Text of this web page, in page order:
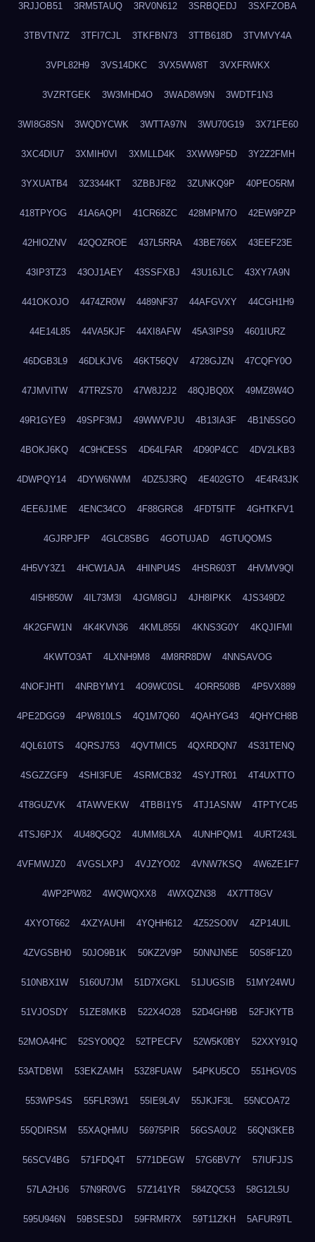
3RJJOB51 3RM5TAUQ 3RV0N612 3SRBQEDJ 3SXFZOBA
3TBVTN7Z 3TFI7CJL 3TKFBN73 3TTB618D 3TVMVY4A
3VPL82H9 3VS14DKC 3VX5WW8T 3VXFRWKX
3VZRTGEK 3W3MHD4O 3WAD8W9N 3WDTF1N3
3WI8G8SN 3WQDYCWK 3WTTA97N 3WU70G19 3X71FE60
3XC4DIU7 3XMIH0VI 3XMLLD4K 3XWW9P5D 3Y2Z2FMH
3YXUATB4 3Z3344KT 3ZBBJF82 3ZUNKQ9P 40PEO5RM
418TPYOG 41A6AQPI 41CR68ZC 428MPM7O 42EW9PZP
42HIOZNV 42QOZROE 437L5RRA 43BE766X 43EEF23E
43IP3TZ3 43OJ1AEY 43SSFXBJ 43U16JLC 43XY7A9N
441OKOJO 4474ZR0W 4489NF37 44AFGVXY 44CGH1H9
44E14L85 44VA5KJF 44XI8AFW 45A3IPS9 4601IURZ
46DGB3L9 46DLKJV6 46KT56QV 4728GJZN 47CQFY0O
47JMVITW 47TRZS70 47W8J2J2 48QJBQ0X 49MZ8W4O
49R1GYE9 49SPF3MJ 49WWVPJU 4B13IA3F 4B1N5SGO
4BOKJ6KQ 4C9HCESS 4D64LFAR 4D90P4CC 4DV2LKB3
4DWPQY14 4DYW6NWM 4DZ5J3RQ 4E402GTO 4E4R43JK
4EE6J1ME 4ENC34CO 4F88GRG8 4FDT5ITF 4GHTKFV1
4GJRPJFP 4GLC8SBG 4GOTUJAD 4GTUQOMS
4H5VY3Z1 4HCW1AJA 4HINPU4S 4HSR603T 4HVMV9QI
4I5H850W 4IL73M3I 4JGM8GIJ 4JH8IPKK 4JS349D2
4K2GFW1N 4K4KVN36 4KML855I 4KNS3G0Y 4KQJIFMI
4KWTO3AT 4LXNH9M8 4M8RR8DW 4NNSAVOG
4NOFJHTI 4NRBYMY1 4O9WC0SL 4ORR508B 4P5VX889
4PE2DGG9 4PW810LS 4Q1M7Q60 4QAHYG43 4QHYCH8B
4QL610TS 4QRSJ753 4QVTMIC5 4QXRDQN7 4S31TENQ
4SGZZGF9 4SHI3FUE 4SRMCB32 4SYJTR01 4T4UXTTO
4T8GUZVK 4TAWVEKW 4TBBI1Y5 4TJ1ASNW 4TPTYC45
4TSJ6PJX 4U48QGQ2 4UMM8LXA 4UNHPQM1 4URT243L
4VFMWJZ0 4VGSLXPJ 4VJZYO02 4VNW7KSQ 4W6ZE1F7
4WP2PW82 4WQWQXX8 4WXQZN38 4X7TT8GV
4XYOT662 4XZYAUHI 4YQHH612 4Z52SO0V 4ZP14UIL
4ZVGSBH0 50JO9B1K 50KZ2V9P 50NNJN5E 50S8F1Z0
510NBX1W 5160U7JM 51D7XGKL 51JUGSIB 51MY24WU
51VJOSDY 51ZE8MKB 522X4O28 52D4GH9B 52FJKYTB
52MOA4HC 52SYO0Q2 52TPECFV 52W5K0BY 52XXY91Q
53ATDBWI 53EKZAMH 53Z8FUAW 54PKU5CO 551HGV0S
553WPS4S 55FLR3W1 55IE9L4V 55JKJF3L 55NCOA72
55QDIRSM 55XAQHMU 56975PIR 56GSA0U2 56QN3KEB
56SCV4BG 571FDQ4T 5771DEGW 57G6BV7Y 57IUFJJS
57LA2HJ6 57N9R0VG 57Z141YR 584ZQC53 58G12L5U
595U946N 59BSESDJ 59FRMR7X 59T11ZKH 5AFUR9TL